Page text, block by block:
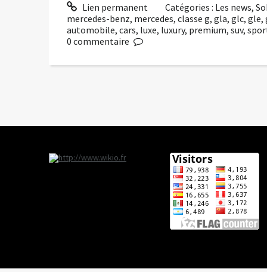
Lien permanent Catégories : Les news,
mercedes-benz, mercedes, classe g, gla, glc, gle,
automobile, cars, luxe, luxury, premium, suv,
0 commentaire